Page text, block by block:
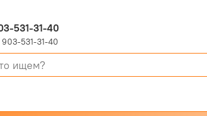
531-31-40
903-531-31-40